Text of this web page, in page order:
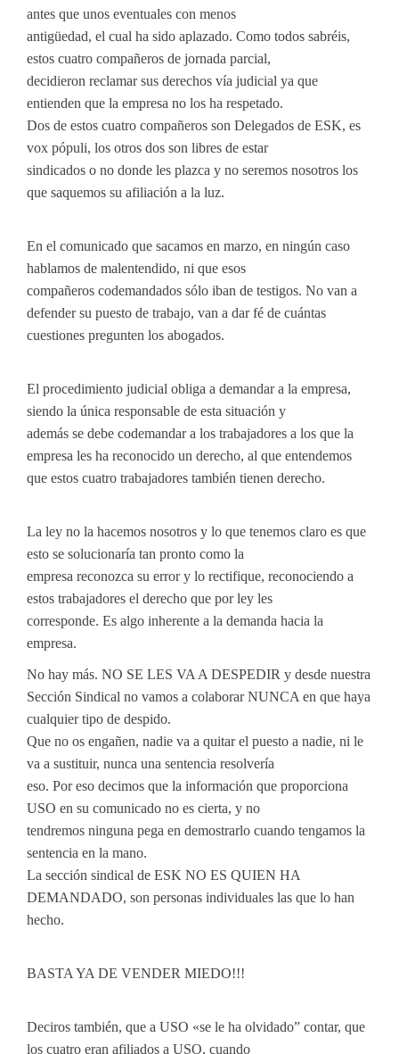
antes que unos eventuales con menos
antigüedad, el cual ha sido aplazado. Como todos sabréis,
estos cuatro compañeros de jornada parcial,
decidieron reclamar sus derechos vía judicial ya que
entienden que la empresa no los ha respetado.
Dos de estos cuatro compañeros son Delegados de ESK, es
vox pópuli, los otros dos son libres de estar
sindicados o no donde les plazca y no seremos nosotros los
que saquemos su afiliación a la luz.
En el comunicado que sacamos en marzo, en ningún caso
hablamos de malentendido, ni que esos
compañeros codemandados sólo iban de testigos. No van a
defender su puesto de trabajo, van a dar fé de cuántas
cuestiones pregunten los abogados.
El procedimiento judicial obliga a demandar a la empresa,
siendo la única responsable de esta situación y
además se debe codemandar a los trabajadores a los que la
empresa les ha reconocido un derecho, al que entendemos
que estos cuatro trabajadores también tienen derecho.
La ley no la hacemos nosotros y lo que tenemos claro es que
esto se solucionaría tan pronto como la
empresa reconozca su error y lo rectifique, reconociendo a
estos trabajadores el derecho que por ley les
corresponde. Es algo inherente a la demanda hacia la
empresa.
No hay más. NO SE LES VA A DESPEDIR y desde nuestra
Sección Sindical no vamos a colaborar NUNCA en que haya
cualquier tipo de despido.
Que no os engañen, nadie va a quitar el puesto a nadie, ni le
va a sustituir, nunca una sentencia resolvería
eso. Por eso decimos que la información que proporciona
USO en su comunicado no es cierta, y no
tendremos ninguna pega en demostrarlo cuando tengamos la
sentencia en la mano.
La sección sindical de ESK NO ES QUIEN HA
DEMANDADO, son personas individuales las que lo han
hecho.
BASTA YA DE VENDER MIEDO!!!
Deciros también, que a USO «se le ha olvidado” contar, que
los cuatro eran afiliados a USO, cuando